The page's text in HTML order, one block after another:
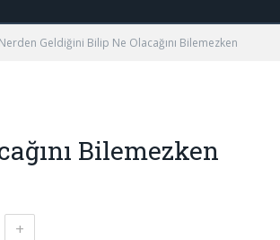
Nerden Geldiğini Bilip Ne Olacağını Bilemezken
Bilemezken
+